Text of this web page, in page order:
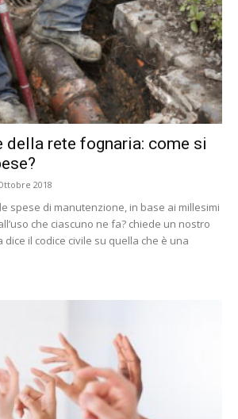
della rete fognaria: come si
2018
spese di manutenzione, in base ai millesimi
che ciascuno ne fa? chiede un nostro
dice il codice civile su quella che è una